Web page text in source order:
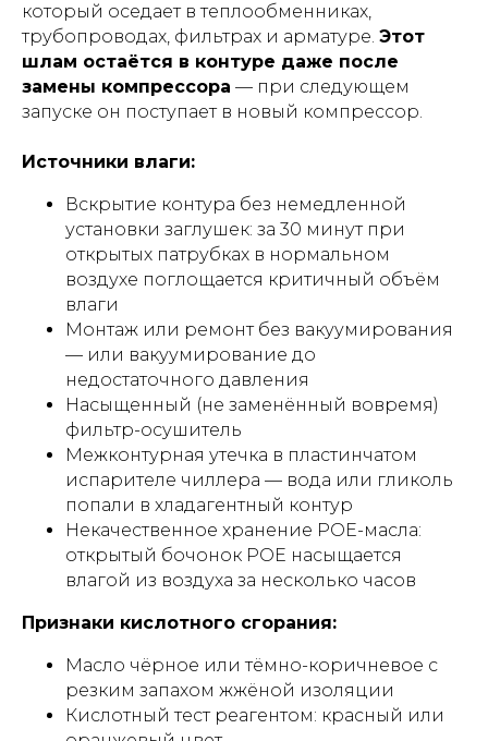
который оседает в теплообменниках,
трубопроводах, фильтрах и арматуре. Этот
шлам остаётся в контуре даже после
замены компрессора — при следующем
запуске он поступает в новый компрессор.
Источники влаги:
Вскрытие контура без немедленной
установки заглушек: за 30 минут при
открытых патрубках в нормальном
воздухе поглощается критичный объём
влаги
Монтаж или ремонт без вакуумирования
— или вакуумирование до
недостаточного давления
Насыщенный (не заменённый вовремя)
фильтр-осушитель
Межконтурная утечка в пластинчатом
испарителе чиллера — вода или гликоль
попали в хладагентный контур
Некачественное хранение POE-масла:
открытый бочонок POE насыщается
влагой из воздуха за несколько часов
Признаки кислотного сгорания:
Масло чёрное или тёмно-коричневое с
резким запахом жжёной изоляции
Кислотный тест реагентом: красный или